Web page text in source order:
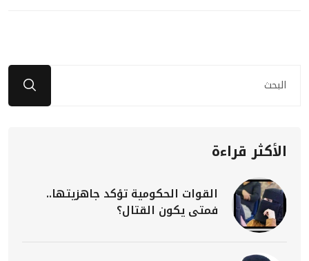
الأكثر قراءة
القوات الحكومية تؤكد جاهزيتها..
فمتى يكون القتال؟